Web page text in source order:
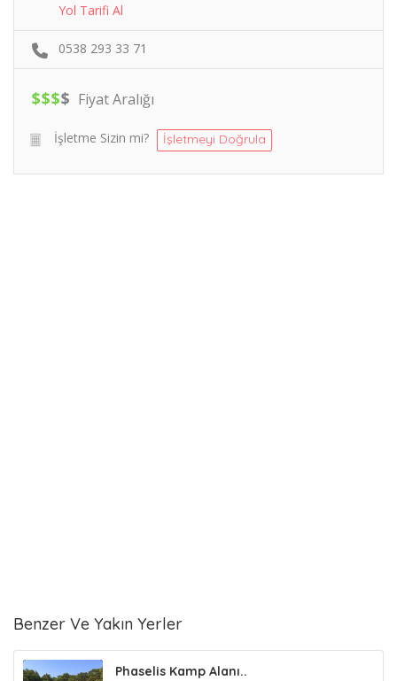
Yol Tarifi Al
0538 293 33 71
$$$$ Fiyat Aralığı
İşletme Sizin mi? İşletmeyi Doğrula
Benzer Ve Yakın Yerler
Phaselis Kamp Alanı..